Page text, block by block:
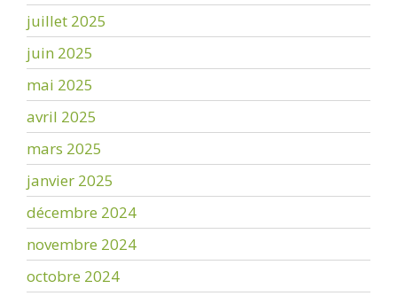
juillet 2025
juin 2025
mai 2025
avril 2025
mars 2025
janvier 2025
décembre 2024
novembre 2024
octobre 2024